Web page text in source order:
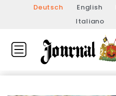
Deutsch English
Italiano